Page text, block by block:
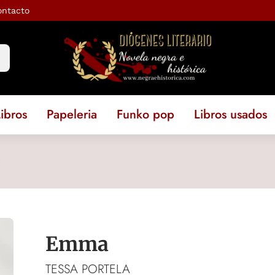
Papeleria Funko pop Libros usados
Emma
TESSA PORTELA